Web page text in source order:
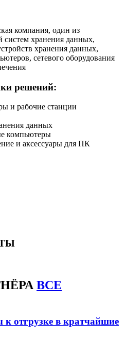
компания, один из
систем хранения данных,
хранения данных,
сетевого оборудования
решений:
и рабочие станции
данных
компьютеры
и аксессуары для ПК
ВСЕ
отгрузке в кратчайшие